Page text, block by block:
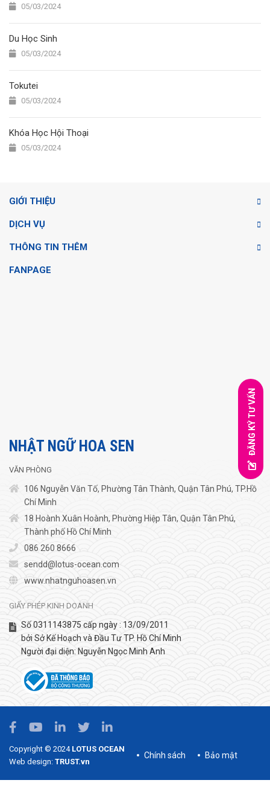
05/03/2024
Du Học Sinh
05/03/2024
Tokutei
05/03/2024
Khóa Học Hội Thoại
05/03/2024
GIỚI THIỆU
DỊCH VỤ
THÔNG TIN THÊM
FANPAGE
NHẬT NGỮ HOA SEN
VĂN PHÒNG
106 Nguyễn Văn Tố, Phường Tân Thành, Quận Tân Phú, TP.Hồ
Chí Minh
18 Hoành Xuân Hoành, Phường Hiệp Tân, Quận Tân Phú,
Thành phố Hồ Chí Minh
086 260 8666
sendd@lotus-ocean.com
www.nhatnguhoasen.vn
GIẤY PHÉP KINH DOANH
Số 0311143875 cấp ngày : 13/09/2011
bởi Sở Kế Hoạch và Đầu Tư TP. Hồ Chí Minh
Người đại diện: Nguyễn Ngọc Minh Anh
Copyright © 2024 LOTUS OCEAN
Web design: TRUST.vn
Chính sách Bảo mật
ĐĂNG KÝ TƯ VẤN